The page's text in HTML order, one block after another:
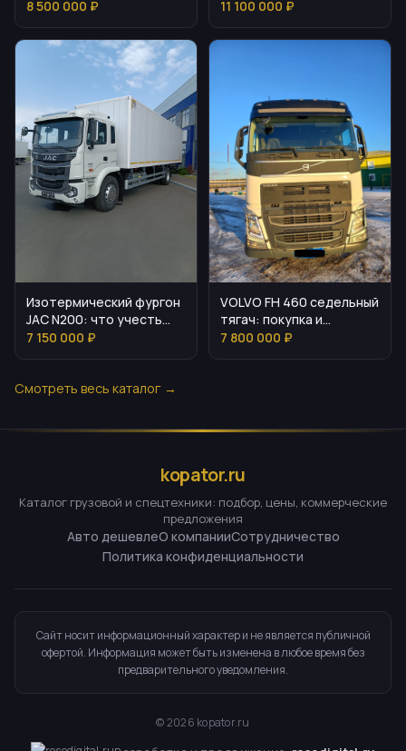
перед покупкой
8 500 000 ₽
тягача
11 100 000 ₽
Изотермический фургон
JAC N200: что учесть
перед покупкой
7 150 000 ₽
VOLVO FH 460 седельный
тягач: покупка и
преимущества
7 800 000 ₽
Смотреть весь каталог →
kopator.ru
Каталог грузовой и спецтехники: подбор, цены, коммерческие
предложения
Авто дешевлеО компанииСотрудничество
Политика конфиденциальности
Сайт носит информационный характер и не является публичной
офертой. Информация может быть изменена в любое время без
предварительного уведомления.
©2026 kopator.ru